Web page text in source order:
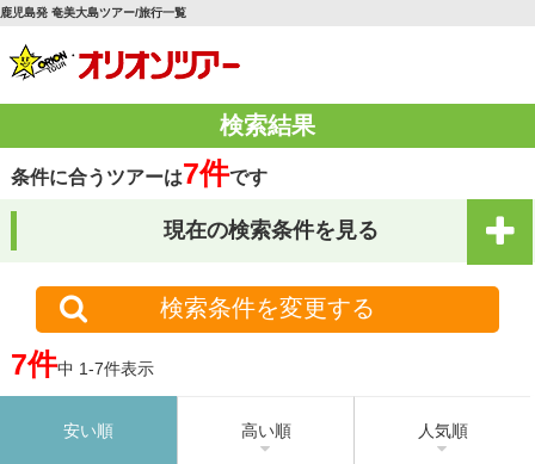
鹿児島発 奄美大島ツアー/旅行一覧
検索結果
条件に合うツアーは7件です
現在の検索条件を見る
検索条件を変更する
7件中 1-7件表示
安い順 高い順 人気順